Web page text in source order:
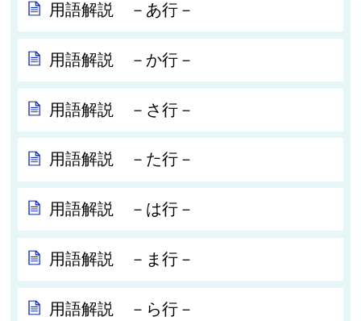
用語解説 －あ行－
用語解説 －か行－
用語解説 －さ行－
用語解説 －た行－
用語解説 －は行－
用語解説 －ま行－
用語解説 －ら行－